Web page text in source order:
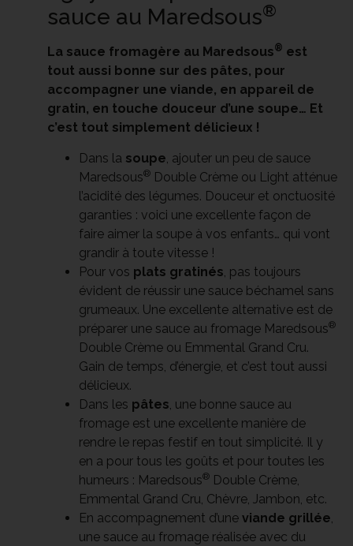
sauce au Maredsous®
La sauce fromagère au Maredsous® est
tout aussi bonne sur des pâtes, pour
accompagner une viande, en appareil de
gratin, en touche douceur d’une soupe… Et
c’est tout simplement délicieux !
Dans la soupe , ajouter un peu de sauce
Maredsous® Double Crème ou Light atténue
l’acidité des légumes. Douceur et onctuosité
garanties : voici une excellente façon de
faire aimer la soupe à vos enfants… qui vont
grandir à toute vitesse !
Pour vos plats gratinés , pas toujours
évident de réussir une sauce béchamel sans
grumeaux. Une excellente alternative est de
préparer une sauce au fromage Maredsous®
Double Crème ou Emmental Grand Cru.
Gain de temps, d’énergie, et c’est tout aussi
délicieux.
Dans les pâtes , une bonne sauce au
fromage est une excellente manière de
rendre le repas festif en tout simplicité. Il y
en a pour tous les goûts et pour toutes les
humeurs : Maredsous® Double Crème,
Emmental Grand Cru, Chèvre, Jambon, etc.
En accompagnement d’une viande grillée
une sauce au fromage réalisée avec du